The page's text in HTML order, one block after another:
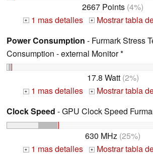
2667 Points (4%)
+ 1 mas detalles +
Mostrar tabla
Power Consumption - Furmark Stress
Consumption - external Monitor *
17.8 Watt(2%)
+ 1 mas detalles +
Mostrar tabla
Clock Speed - GPU Clock Speed
630 MHz (25%)
+ 1 mas detalles +
Mostrar tabla